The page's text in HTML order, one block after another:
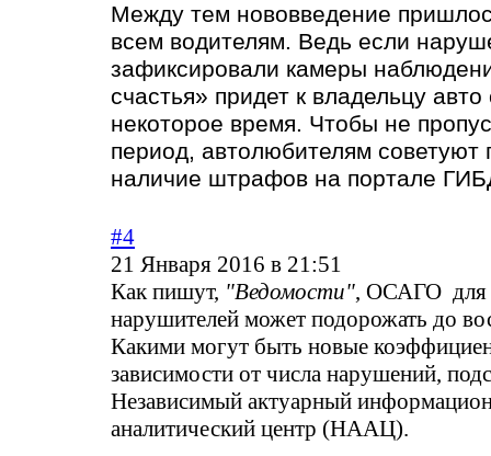
Между тем нововведение
всем водителям. Ведь если
зафиксировали камеры
счастья» придет к владельцу авто
некоторое время. Чтобы не
период, автолюбителям советуют
наличие штрафов на портале
#4
21 Января 2016 в 21:51
Как пишут, "Ведомости", ОСАГО для
нарушителей может подорожать до
Какими могут быть новые
зависимости от числа нарушений,
Независимый актуарный
аналитический центр (НААЦ).